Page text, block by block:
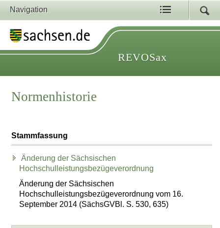
Navigation
REVOSax
Normenhistorie
Stammfassung
Änderung der Sächsischen
Hochschulleistungsbezügeverordnung
Änderung der Sächsischen
Hochschulleistungsbezügeverordnung vom 16.
September 2014 (SächsGVBl. S. 530, 635)